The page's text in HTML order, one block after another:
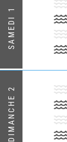
SAMEDI 1
DIMANCHE 2